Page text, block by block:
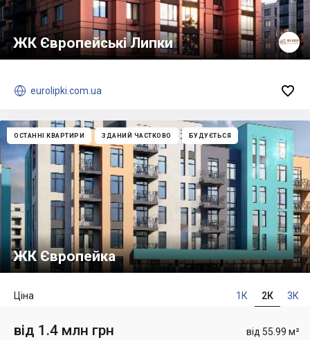
ЖК Європейські Липки
 eurolipki.com.ua 
ОСТАННІ КВАРТИРИ ЗДАНИЙ ЧАСТКОВО БУДУЄТЬСЯ
ЖК Європейка
1К 2К 3К
Ціна
від 55.99 м²
від 1.4 млн грн